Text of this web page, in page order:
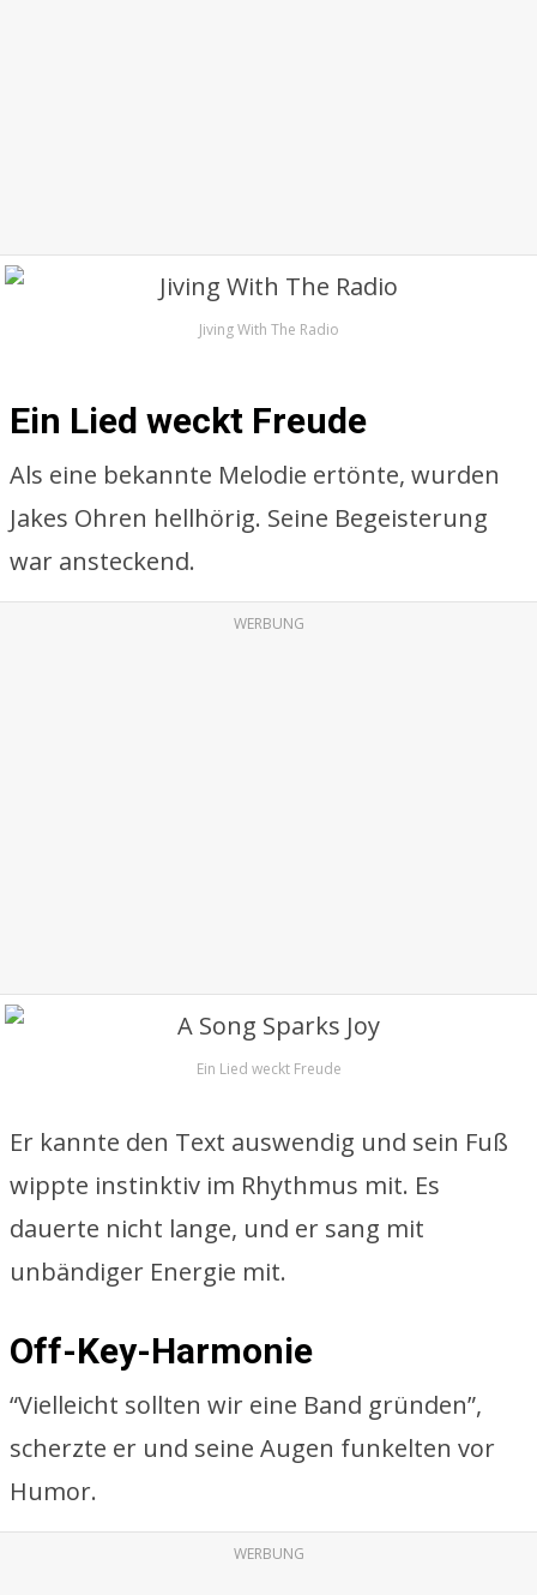
Jiving With The Radio
Ein Lied weckt Freude
Als eine bekannte Melodie ertönte, wurden
Jakes Ohren hellhörig. Seine Begeisterung
war ansteckend.
WERBUNG
Ein Lied weckt Freude
Er kannte den Text auswendig und sein Fuß
wippte instinktiv im Rhythmus mit. Es
dauerte nicht lange, und er sang mit
unbändiger Energie mit.
Off-Key-Harmonie
“Vielleicht sollten wir eine Band gründen”,
scherzte er und seine Augen funkelten vor
Humor.
WERBUNG